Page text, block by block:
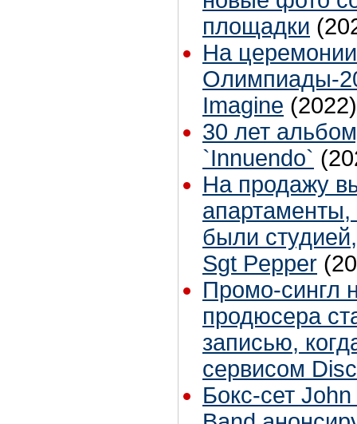
площадки
На
Олимпиады-
Imagine (2022)
30 лет
`Innuendo`
На продажу
апартаменты,
были
Sgt Pepper
Промо-сингл
продюсера
записью,
сервисом
Бокс-сет